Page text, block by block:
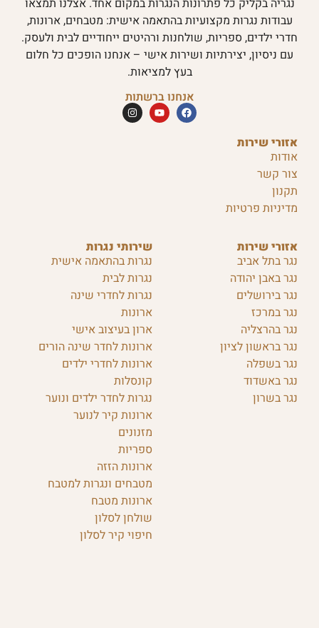
שירותי נגרות
נגרות בהתאמה אישית
נגרות לבית
נגרות לחדרי שינה
ארונות
ארון בעיצוב אישי
ארונות לחדר שינה הורים
ארונות לחדרי ילדים
קונסלות
נגרות לחדר ילדים ונוער
ארונות קיר לנוער
מזנונים
ספריות
ארונות הזזה
מטבחים ונגרות למטבח
ארונות מטבח
שולחן לסלון
חיפוי קיר לסלון
אזורי שירות
נגר בתל אביב
נגר באבן יהודה
נגר בירושלים
נגר במרכז
נגר בהרצליה
נגר בראשון לציון
נגר בשפלה
נגר באשדוד
נגר בשרון
אזורי שירות
אודות
צור קשר
תקנון
מדיניות פרטיות
נגריה בקליק כל פתרונות הנגרות במקום אחד. אצלנו תמצאו
עבודות נגרות מקצועיות בהתאמה אישית: מטבחים, ארונות,
חדרי ילדים, ספריות, שולחנות ורהיטים ייחודיים לבית ולעסק.
עם ניסיון, יצירתיות ושירות אישי – אנחנו הופכים כל חלום
בעץ למציאות.
אנחנו ברשתות